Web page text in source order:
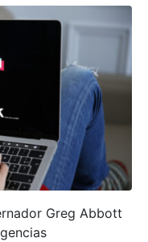
Greg Abbott